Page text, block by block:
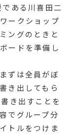
ある川喜田二
ークショップ
ングのときと
ードを準備し
ずは全員がぼ
き出してもら
き出すことを
でグループ分
トルをつけま